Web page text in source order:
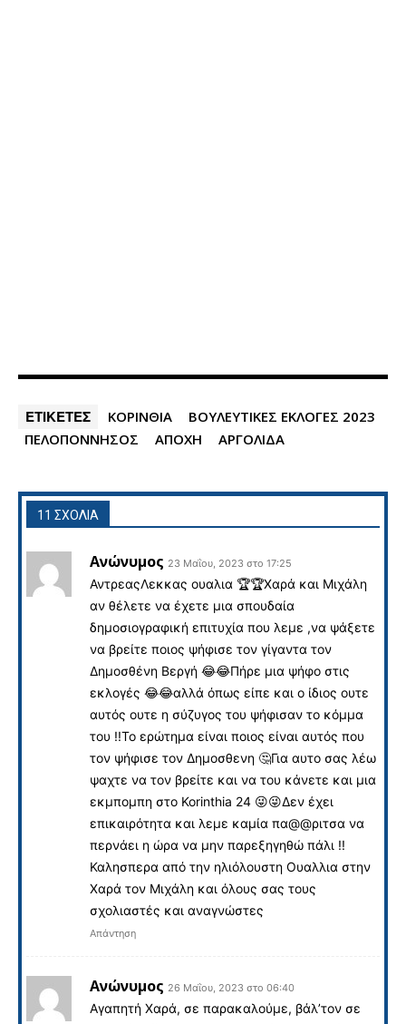
ΕΤΙΚΕΤΕΣ ΚΟΡΙΝΘΊΑ
ΒΟΥΛΕΥΤΙΚΕΣ ΕΚΛΟΓΕΣ 2023
ΠΕΛΟΠΟΝΝΗΣΟΣ
ΑΠΟΧΗ ΑΡΓΟΛΙΔΑ
11 ΣΧΟΛΙΑ
Ανώνυμος 23 Μαΐου, 2023 στο 17:25
ΑντρεαςΛεκκας ουαλια 🏆🏆Χαρά και Μιχάλη
αν θέλετε να έχετε μια σπουδαία
δημοσιογραφική επιτυχία που λεμε ,να ψάξετε
να βρείτε ποιος ψήφισε τον γίγαντα τον
Δημοσθένη Βεργή 😂😂Πήρε μια ψήφο στις
εκλογές 😂😂αλλά όπως είπε και ο ίδιος ουτε
αυτός ουτε η σύζυγος του ψήφισαν το κόμμα
του !!Το ερώτημα είναι ποιος είναι αυτός που
τον ψήφισε τον Δημοσθενη 🤔Για αυτο σας λέω
ψαχτε να τον βρείτε και να του κάνετε και μια
εκμπομπη στο Korinthia 24 😜😜Δεν έχει
επικαιρότητα και λεμε καμία πα@@ριτσα να
περνάει η ώρα να μην παρεξηγηθώ πάλι !!
Καλησπερα από την ηλιόλουστη Ουαλλια στην
Χαρά τον Μιχάλη και όλους σας τους
σχολιαστές και αναγνώστες
Απάντηση
Ανώνυμος 26 Μαΐου, 2023 στο 06:40
Αγαπητή Χαρά, σε παρακαλούμε, βάλ’τον σε